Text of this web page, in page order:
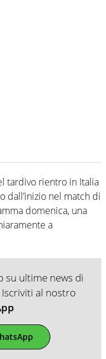
tardivo rientro in Italia
dall’inizio nel match di
domenica, una
a
su ultime news di
al nostro